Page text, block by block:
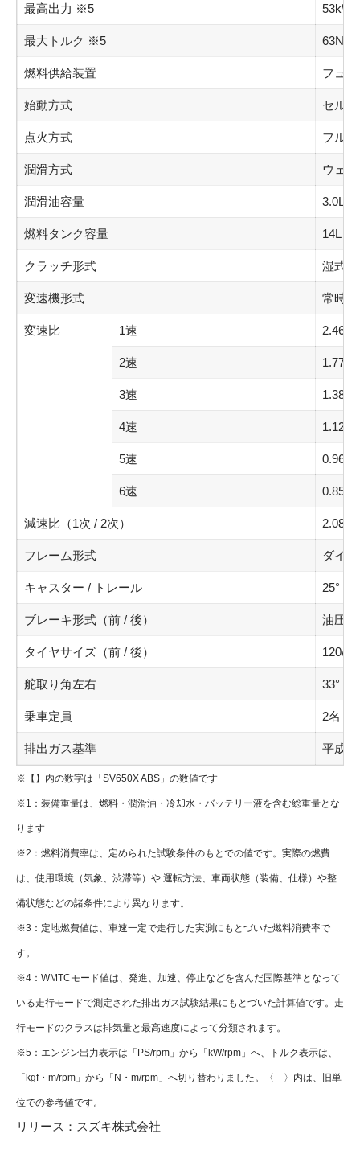
最高出力 ※5 53kW
最大トルク ※5 63N・
燃料供給装置 フュ
始動方式 セル
点火方式 フル
潤滑方式 ウェ
潤滑油容量 3.0L
燃料タンク容量 14L
クラッチ形式 湿式
変速機形式 常時
変速比 1速 2.461
2速 1.777
3速 1.38
4速 1.125
5速 0.961
6速 0.851
減速比（1次 / 2次） 2.088
フレーム形式 ダイ
キャスター / トレール 25° /
ブレーキ形式（前 / 後） 油圧
タイヤサイズ（前 / 後） 120/
舵取り角左右 33°
乗車定員 2名
排出ガス基準 平成
※【】内の数字は「SV650X ABS」の数値です
※1：装備重量は、燃料・潤滑油・冷却水・バッテリー液を含む総重量とな
ります
※2：燃料消費率は、定められた試験条件のもとでの値です。実際の燃費
は、使用環境（気象、渋滞等）や 運転方法、車両状態（装備、仕様）や整
備状態などの諸条件により異なります。
※3：定地燃費値は、車速一定で走行した実測にもとづいた燃料消費率で
す。
※4：WMTCモード値は、発進、加速、停止などを含んだ国際基準となって
いる走行モードで測定された排出ガス試験結果にもとづいた計算値です。走
行モードのクラスは排気量と最高速度によって分類されます。
※5：エンジン出力表示は「PS/rpm」から「kW/rpm」へ、トルク表示は、
「kgf・m/rpm」から「N・m/rpm」へ切り替わりました。〈 〉内は、旧単
位での参考値です。
リリース： スズキ株式会社